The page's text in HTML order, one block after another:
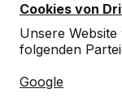
Cookies von
Unsere
folgenden
Google
10
Es war die
eine 11 von
schweren